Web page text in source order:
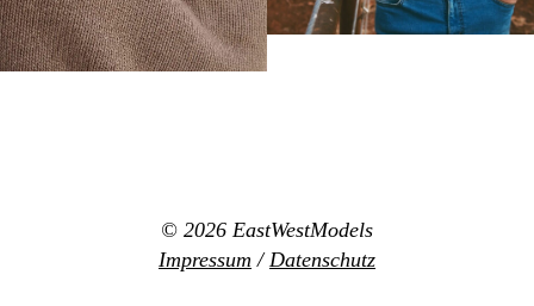
© 2026 EastWestModels
Impressum /Datenschutz